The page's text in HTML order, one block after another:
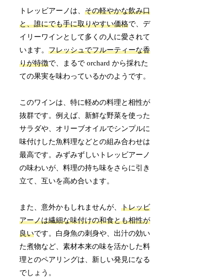
トレッビアーノは、その軽やかな飲み口
と、誰にでも手に取りやすい価格で、デ
イリーワインとして多くの人に愛されて
います。フレッシュでフルーティーな香
りが特徴で、まるで orchard から採れた
ての果実を味わっているかのようです。
このワインは、特に軽めの料理と相性が
抜群です。例えば、新鮮な野菜を使った
サラダや、オリーブオイルでシンプルに
味付けした魚料理などとの組み合わせは
最高です。みずみずしいトレッビアーノ
の味わいが、料理の持ち味をさらに引き
立て、互いを高め合います。
また、意外かもしれませんが、トレッビ
アーノは繊細な味付けの和食とも相性が
良いです。白身魚の刺身や、出汁の効い
た煮物など、素材本来の味を活かした料
理とのペアリングは、新しい発見になる
でしょう。